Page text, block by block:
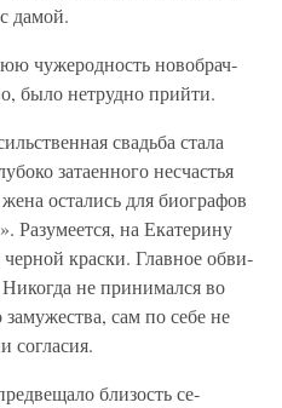
дамой.
чужеродность новобрач­
было нетрудно прийти.
свадьба стала
затаенного несчастья
остались для биографов
Разумеется, на Екатерину
краски. Главное обви­
не принимался во
сам по себе не
согласия.
близость се­